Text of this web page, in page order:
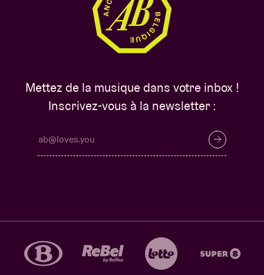
Mettez de la musique dans votre inbox !
Inscrivez-vous à la newsletter :